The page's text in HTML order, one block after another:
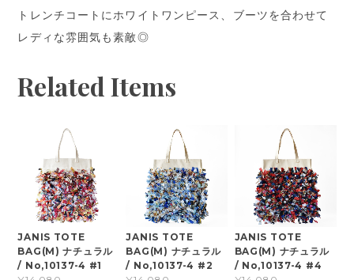
トレンチコートにホワイトワンピース、ブーツを合わせて
レディな雰囲気も素敵◎
Related Items
JANIS TOTE
BAG(M) ナチュラル
/ No,10137-4 #1
JANIS TOTE
BAG(M) ナチュラル
/ No,10137-4 #2
JANIS TOTE
BAG(M) ナチュラル
/ No,10137-4 #4